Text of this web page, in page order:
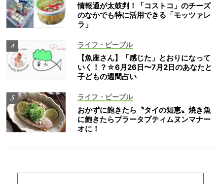
情報通が太鼓判！「コストコ」のチーズ
のなかでも特に活用できる「モッツァレ
ラ」
ライフ・ピープル
【魚座さん】「感じた」とおりになって
いく！？☆6月26日〜7月2日のあなたと
子どもの週間占い
ライフ・ピープル
おかずに飽きたら〝タイの知恵〟焼き魚
に飽きたらプラータプティムヌンマナー
オに！